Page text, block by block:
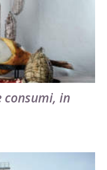
consumi, in